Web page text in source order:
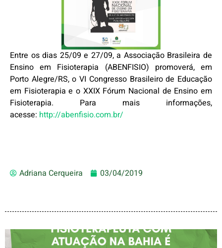
Entre os dias 25/09 e 27/09, a Associação Brasileira de
Ensino em Fisioterapia (ABENFISIO) promoverá, em
Porto Alegre/RS, o VI Congresso Brasileiro de Educação
em Fisioterapia e o XXIX Fórum Nacional de Ensino em
Fisioterapia. Para mais informações,
acesse: http://abenfisio.com.br/
Adriana Cerqueira 03/04/2019